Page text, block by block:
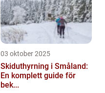
03 oktober 2025
Skiduthyrning i Småland:
En komplett guide för
bek...